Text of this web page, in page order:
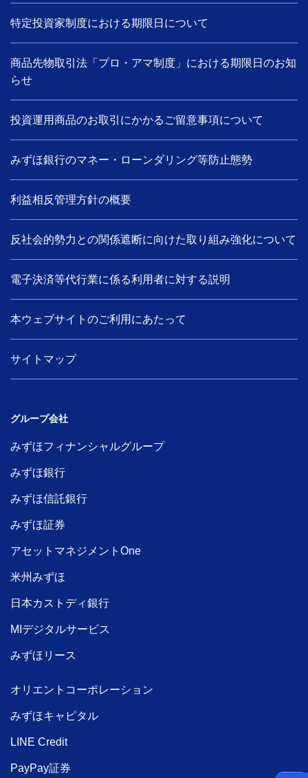
特定投資家制度における期限日について
商品先物取引法「プロ・アマ制度」における期限日のお知
らせ
投資運用商品のお取引にかかるご留意事項について
みずほ銀行のマネー・ローンダリング等防止態勢
利益相反管理方針の概要
反社会的勢力との関係遮断に向けた取り組み強化について
電子決済等代行業に係る利用者に対する説明
本ウェブサイトのご利用にあたって
サイトマップ
グループ会社
みずほフィナンシャルグループ
みずほ銀行
みずほ信託銀行
みずほ証券
アセットマネジメントOne
米州みずほ
日本カストディ銀行
MIデジタルサービス
みずほリース
オリエントコーポレーション
みずほキャピタル
LINE Credit
PayPay証券